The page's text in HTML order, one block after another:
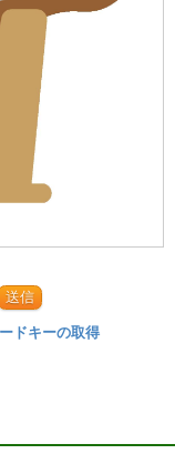
送信
ドキーの取得